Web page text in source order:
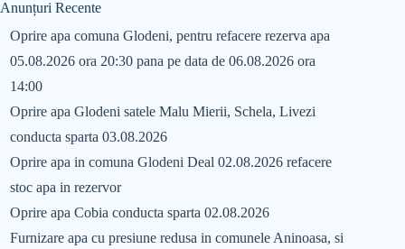
Anunțuri Recente
Oprire apa comuna Glodeni, pentru refacere rezerva apa
05.08.2026 ora 20:30 pana pe data de 06.08.2026 ora
14:00
Oprire apa Glodeni satele Malu Mierii, Schela, Livezi
conducta sparta 03.08.2026
Oprire apa in comuna Glodeni Deal 02.08.2026 refacere
stoc apa in rezervor
Oprire apa Cobia conducta sparta 02.08.2026
Furnizare apa cu presiune redusa in comunele Aninoasa, si